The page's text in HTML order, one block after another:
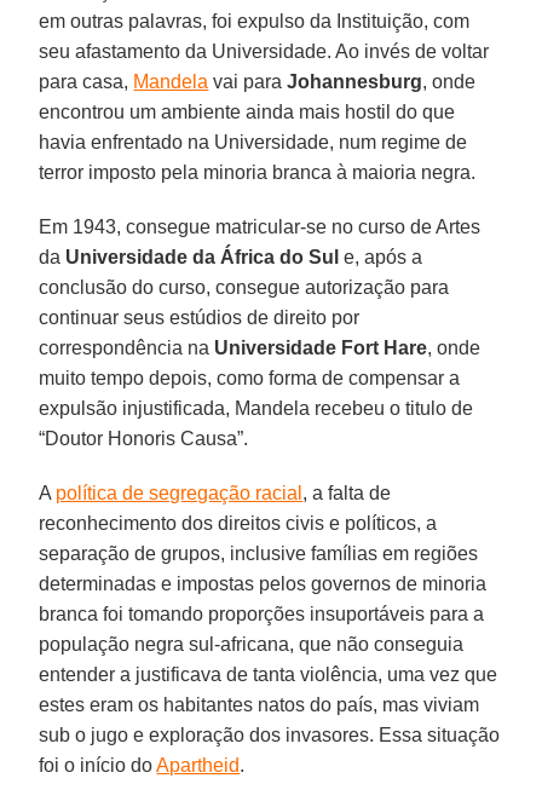
em outras palavras, foi expulso da Instituição, com
seu afastamento da Universidade. Ao invés de voltar
para casa, Mandela vai paraJohannesburg, onde
encontrou um ambiente ainda mais hostil do que
havia enfrentado na Universidade, num regime de
terror imposto pela minoria branca à maioria negra.
Em 1943, consegue matricular-se no curso de Artes
da Universidade da África do Sul e, após a
conclusão do curso, consegue autorização para
continuar seus estúdios de direito por
correspondência na Universidade Fort Hare, onde
muito tempo depois, como forma de compensar a
expulsão injustificada, Mandela recebeu o titulo de
“Doutor Honoris Causa”.
A política de segregação racial , a falta de
reconhecimento dos direitos civis e políticos, a
separação de grupos, inclusive famílias em regiões
determinadas e impostas pelos governos de minoria
branca foi tomando proporções insuportáveis para a
população negra sul-africana, que não conseguia
entender a justificava de tanta violência, uma vez que
estes eram os habitantes natos do país, mas viviam
sub o jugo e exploração dos invasores. Essa situação
foi o início doApartheid.